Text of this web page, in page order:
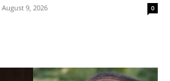
August 9, 2026 0